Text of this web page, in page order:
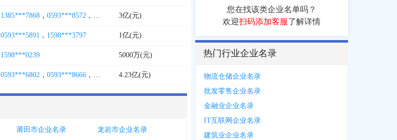
1385***7868 ， 0593***8572 ， 0591****2383
3亿(元)
0593***5891 ， 1598***3797 1亿(元)
1598***0239 5000万(元)
0593***6802 ， 0593***8666 ， 0593***2776，0591****4270 0593***2802，1395***3978
4.23亿(元)
莆田市企业名录
龙岩市企业名录
您在找该类企业名单吗？
欢迎扫码添加客服了解详情
热门行业企业名录
物流仓储企业名录
批发零售企业名录
金融业企业名录
IT互联网企业名录
建筑业企业名录